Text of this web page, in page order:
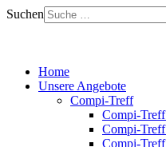
Suchen
Home
Unsere Angebote
Compi-Treff
Compi-
Compi-Treff
Compi-